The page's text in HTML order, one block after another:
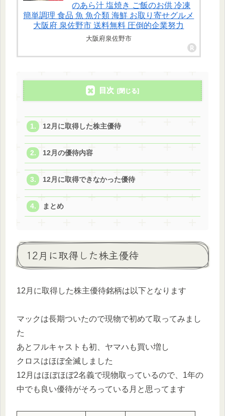
のあら汁 塩焼き ご飯のお供 冷凍
簡単調理 食品 魚 魚介類 海鮮 お取り寄せグルメ
大阪府 泉佐野市 送料無料 圧倒的企業努力
大阪府泉佐野市
目次
12月に取得した株主優待
12月の優待内容
12月に取得できなかった優待
まとめ
12月に取得した株主優待
12月に取得した株主優待銘柄は以下となります
マックは長期ついたので現物で初めて取ってみまし
た
あとフルキャストも初、ヤマハも買い増し
クロスはほぼ全滅しました
12月はほぼほぼ2名義で現物取っているので、1年の
中でも良い優待がそろっている月と思ってます